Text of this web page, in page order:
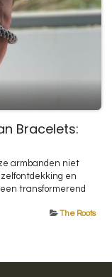
Bracelets:
armbanden niet
en
transformerend
The Roots